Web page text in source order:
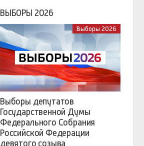
ВЫБОРЫ 2026
Выборы 2026
Выборы депутатов
Государственной Думы
Федерального Собрания
Российской Федерации
девятого созыва